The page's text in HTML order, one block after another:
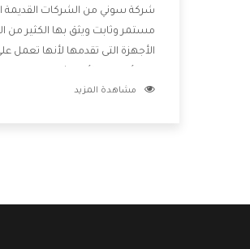
شركة سوني من الشركات القديمة
مستمر وثابت ويثق بها الكثير
الأجهزة التى تقدمها لأنها تعمل
خدمات ما بعد البيع مع المنتجات
مشاهدة المزيد